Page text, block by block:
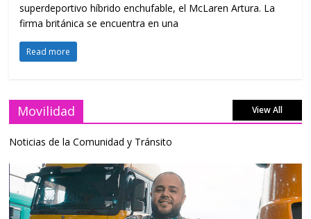
superdeportivo híbrido enchufable, el McLaren Artura. La
firma británica se encuentra en una
Read more
Movilidad View All
Noticias de la Comunidad y Tránsito